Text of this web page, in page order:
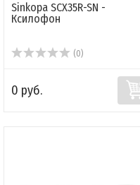
Sinkopa SCX35R-SN -
Ксилофон
(0)
0 руб.